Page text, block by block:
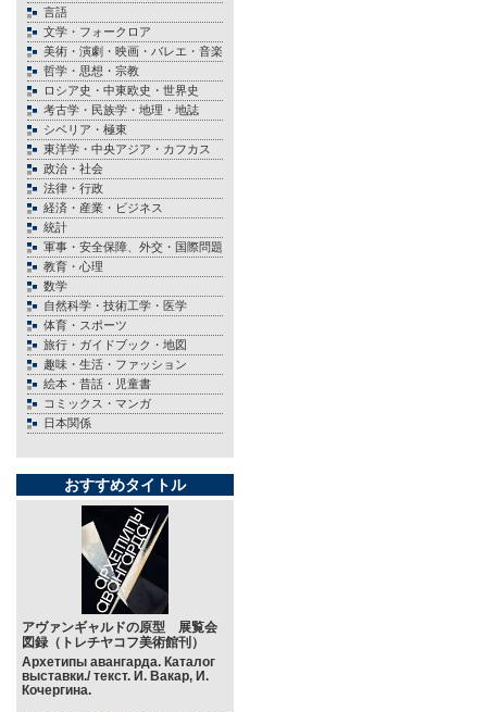
言語
文学・フォークロア
美術・演劇・映画・バレエ・音楽
哲学・思想・宗教
ロシア史・中東欧史・世界史
考古学・民族学・地理・地誌
シベリア・極東
東洋学・中央アジア・カフカス
政治・社会
法律・行政
経済・産業・ビジネス
統計
軍事・安全保障、外交・国際問題
教育・心理
数学
自然科学・技術工学・医学
体育・スポーツ
旅行・ガイドブック・地図
趣味・生活・ファッション
絵本・昔話・児童書
コミックス・マンガ
日本関係
おすすめタイトル
アヴァンギャルドの原型 展覧会
図録（トレチヤコフ美術館刊）
Архетипы авангарда. Каталог
выставки./ текст. И. Вакар, И.
Кочергина.